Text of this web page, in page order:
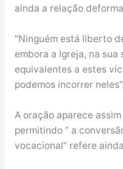
ainda a relação
“Ninguém está liberto
embora a Igreja, na
equivalentes a estes
podemos incorrer neles”.
A oração aparece
permitindo ” a
vocacional” refere